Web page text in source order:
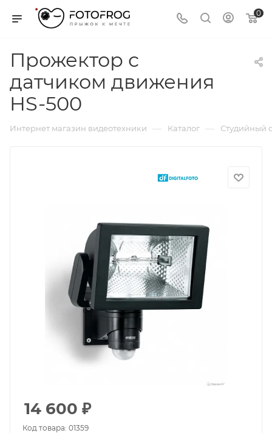
0
Прожектор с
датчиком движения
HS-500
Интернет магазин видеотехники — Каталог — Студийный
14 600 ₽
Код товара: 01359